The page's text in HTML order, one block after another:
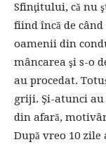
Sfinţitului, că nu
fiind încă de
oamenii din
mâncarea şi s-o
au procedat.
griji. Şi-atunci
din afară,
După vreo 10